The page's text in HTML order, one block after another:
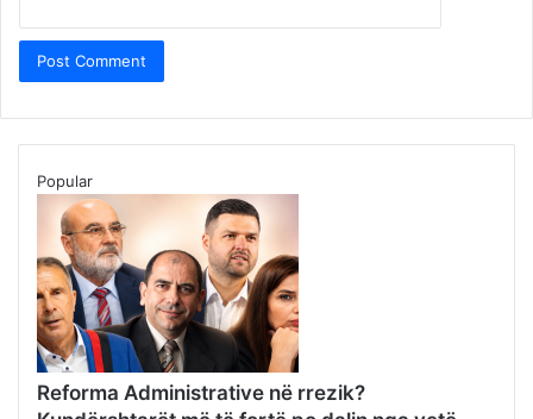
Popular
Reforma Administrative në rrezik?